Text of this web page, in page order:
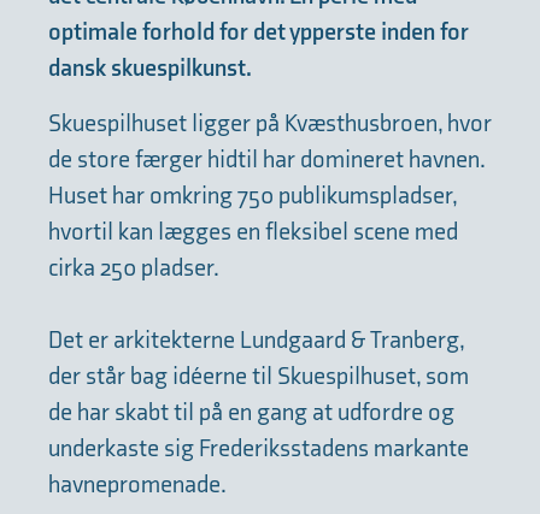
optimale forhold for det ypperste inden for
dansk skuespilkunst.
Skuespilhuset ligger på Kvæsthusbroen, hvor
de store færger hidtil har domineret havnen.
Huset har omkring 750 publikumspladser,
hvortil kan lægges en fleksibel scene med
cirka 250 pladser.
Det er arkitekterne Lundgaard & Tranberg,
der står bag idéerne til Skuespilhuset, som
de har skabt til på en gang at udfordre og
underkaste sig Frederiksstadens markante
havnepromenade.